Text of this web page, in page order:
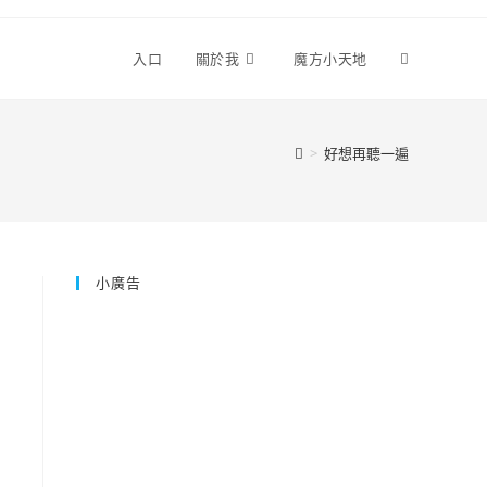
入口 關於我 魔方小天地 Toggle
> 好想再聽一遍
小廣告